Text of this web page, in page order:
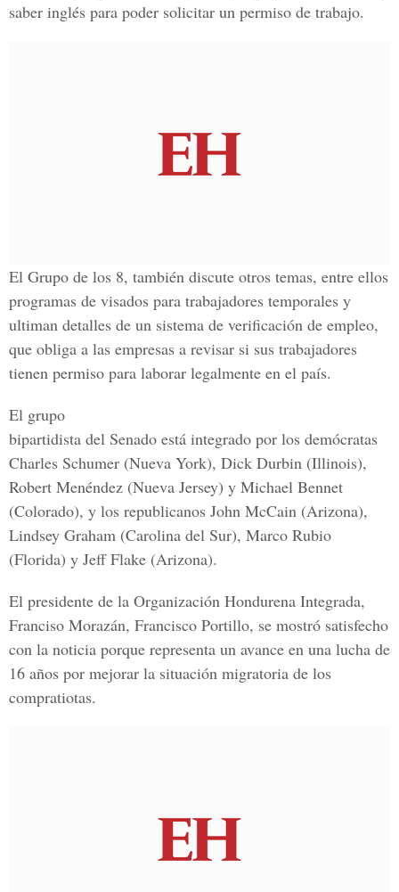
saber inglés para poder solicitar un permiso de trabajo.
El Grupo de los 8, también discute otros temas, entre ellos
programas de visados para trabajadores temporales y
ultiman detalles de un sistema de verificación de empleo,
que obliga a las empresas a revisar si sus trabajadores
tienen permiso para laborar legalmente en el país.
El grupo
bipartidista del Senado está integrado por los demócratas
Charles Schumer (Nueva York), Dick Durbin (Illinois),
Robert Menéndez (Nueva Jersey) y Michael Bennet
(Colorado), y los republicanos John McCain (Arizona),
Lindsey Graham (Carolina del Sur), Marco Rubio
(Florida) y Jeff Flake (Arizona).
El presidente de la Organización Hondurena Integrada,
Franciso Morazán, Francisco Portillo, se mostró satisfecho
con la noticia porque representa un avance en una lucha de
16 años por mejorar la situación migratoria de los
compratiotas.